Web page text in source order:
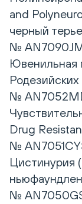
and
черный
№
Ювенильная
№
Drug
№
Цистинурия
№